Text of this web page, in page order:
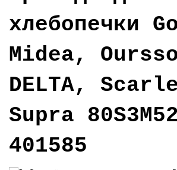
хлебопечки
Midea,
DELTA,
Supra
401585